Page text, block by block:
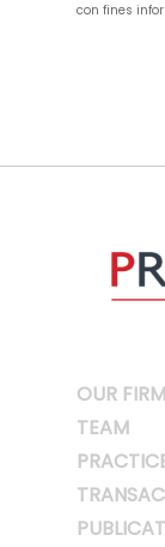
con fines
OUR FIRM
TEAM